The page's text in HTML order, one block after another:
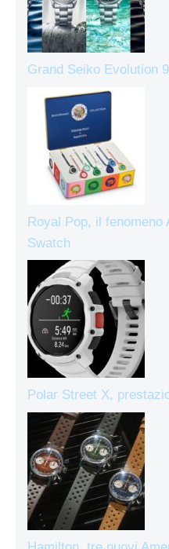
Grand Seiko Evolution
Royal Pop, il fenomeno
Swatch
Polar Street X,